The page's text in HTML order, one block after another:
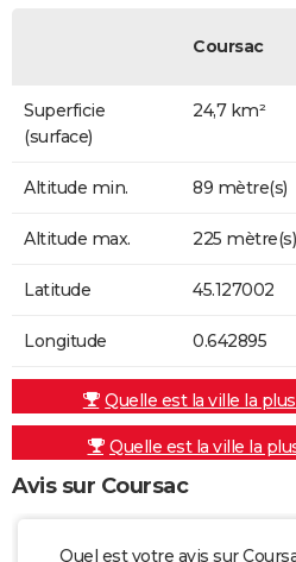
Coursac
Superficie
(surface)
24,7 km²
Altitude min. 89 mètre(s)
Altitude max. 225 mètre(s)
Latitude 45.127002
Longitude 0.642895
Quelle est la ville la
Quelle est la ville la
Avis sur Coursac
Quel est votre avis sur